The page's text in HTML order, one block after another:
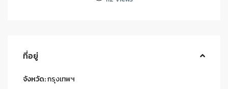
ที่อยู่
จังหวัด:กรุงเทพฯ